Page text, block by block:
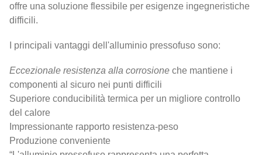
offre una soluzione flessibile per esigenze ingegneristiche
difficili.
I principali vantaggi dell'alluminio pressofuso sono:
Eccezionale resistenza alla corrosione che mantiene i
componenti al sicuro nei punti difficili
Superiore conducibilità termica per un migliore controllo
del calore
Impressionante rapporto resistenza-peso
Produzione conveniente